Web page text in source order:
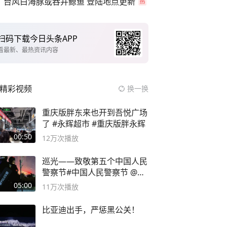
码下载今日头条APP
最新、最热资讯内容
精彩视频 换一换
00:50
重庆版胖东来也开到吾悦广场
了 #永辉超市 #重庆版胖永辉
12万次播放
05:00
巡光——致敬第五个中国人民
警察节#中国人民警察节 @抖
音小助手
11万次播放
比亚迪出手，严惩黑公关！